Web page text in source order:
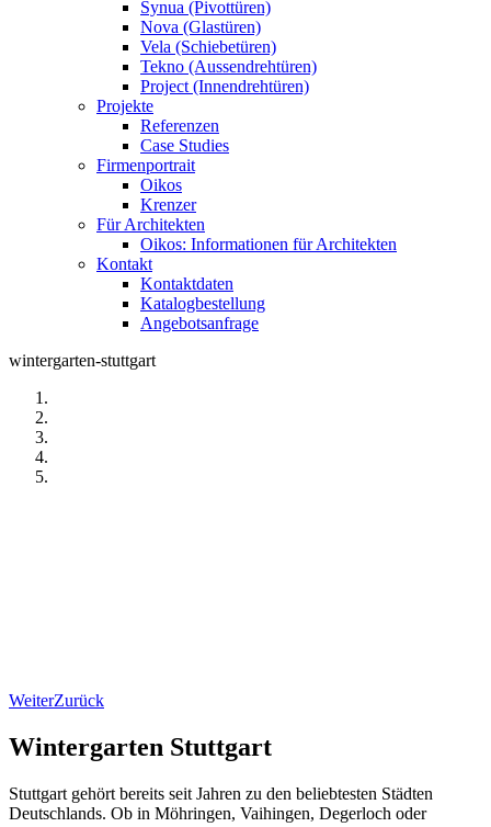
Synua (Pivottüren)
Nova (Glastüren)
Vela (Schiebetüren)
Tekno (Aussendrehtüren)
Project (Innendrehtüren)
Projekte
Referenzen
Case Studies
Firmenportrait
Oikos
Krenzer
Für Architekten
Oikos: Informationen für Architekten
Kontakt
Kontaktdaten
Katalogbestellung
Angebotsanfrage
wintergarten-stuttgart
WeiterZurück
Wintergarten Stuttgart
Stuttgart gehört bereits seit Jahren zu den beliebtesten Städten
Deutschlands. Ob in Möhringen, Vaihingen, Degerloch oder